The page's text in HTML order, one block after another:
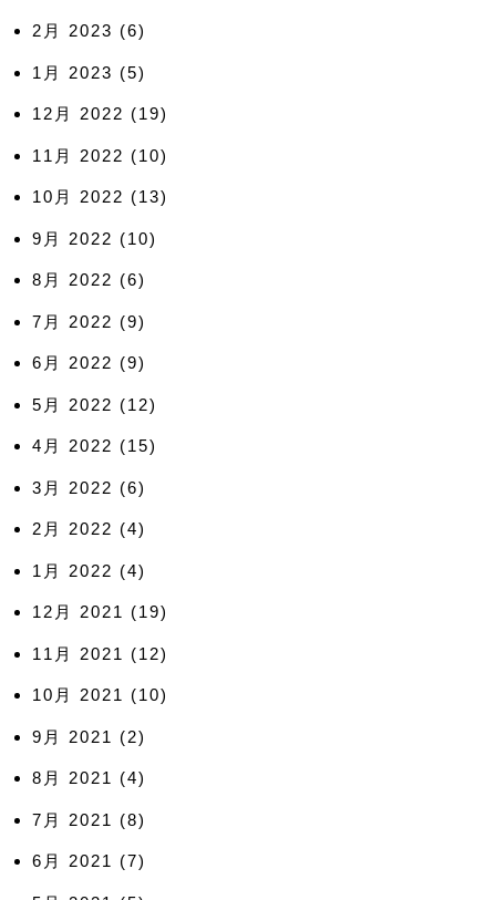
2月 2023 (6)
1月 2023 (5)
12月 2022 (19)
11月 2022 (10)
10月 2022 (13)
9月 2022 (10)
8月 2022 (6)
7月 2022 (9)
6月 2022 (9)
5月 2022 (12)
4月 2022 (15)
3月 2022 (6)
2月 2022 (4)
1月 2022 (4)
12月 2021 (19)
11月 2021 (12)
10月 2021 (10)
9月 2021 (2)
8月 2021 (4)
7月 2021 (8)
6月 2021 (7)